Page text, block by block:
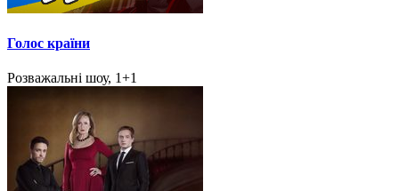
Голос країни
Розважальні шоу, 1+1